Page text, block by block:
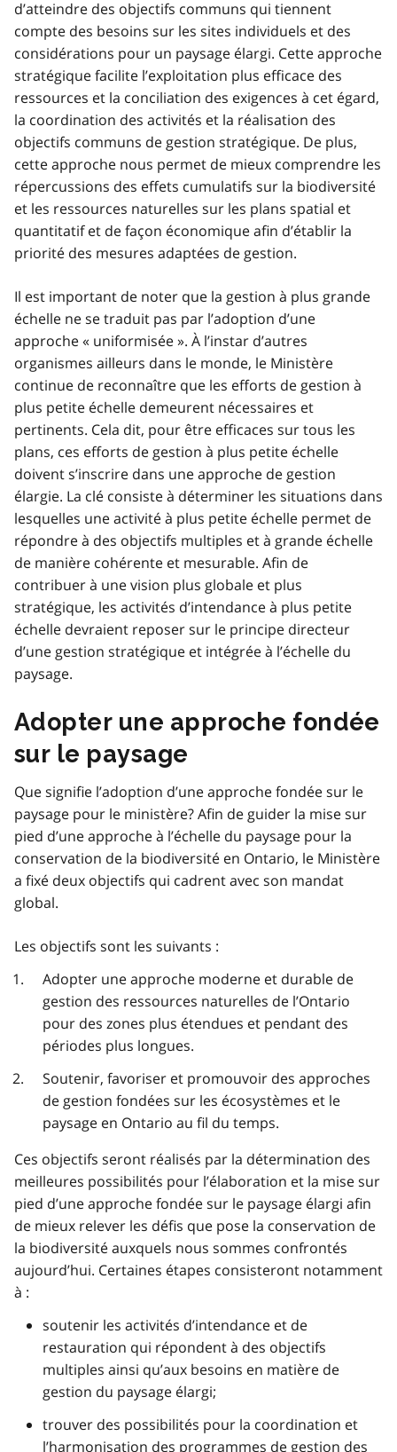
d’atteindre des objectifs communs qui tiennent
compte des besoins sur les sites individuels et des
considérations pour un paysage élargi. Cette approche
stratégique facilite l’exploitation plus efficace des
ressources et la conciliation des exigences à cet égard,
la coordination des activités et la réalisation des
objectifs communs de gestion stratégique. De plus,
cette approche nous permet de mieux comprendre les
répercussions des effets cumulatifs sur la biodiversité
et les ressources naturelles sur les plans spatial et
quantitatif et de façon économique afin d’établir la
priorité des mesures adaptées de gestion.
Il est important de noter que la gestion à plus grande
échelle ne se traduit pas par l’adoption d’une
approche « uniformisée ». À l’instar d’autres
organismes ailleurs dans le monde, le Ministère
continue de reconnaître que les efforts de gestion à
plus petite échelle demeurent nécessaires et
pertinents. Cela dit, pour être efficaces sur tous les
plans, ces efforts de gestion à plus petite échelle
doivent s’inscrire dans une approche de gestion
élargie. La clé consiste à déterminer les situations dans
lesquelles une activité à plus petite échelle permet de
répondre à des objectifs multiples et à grande échelle
de manière cohérente et mesurable. Afin de
contribuer à une vision plus globale et plus
stratégique, les activités d’intendance à plus petite
échelle devraient reposer sur le principe directeur
d’une gestion stratégique et intégrée à l’échelle du
paysage.
Adopter une approche fondée
sur le paysage
Que signifie l’adoption d’une approche fondée sur le
paysage pour le ministère? Afin de guider la mise sur
pied d’une approche à l’échelle du paysage pour la
conservation de la biodiversité en Ontario, le Ministère
a fixé deux objectifs qui cadrent avec son mandat
global.
Les objectifs sont les suivants :
Adopter une approche moderne et durable de
gestion des ressources naturelles de l’Ontario
pour des zones plus étendues et pendant des
périodes plus longues.
Soutenir, favoriser et promouvoir des approches
de gestion fondées sur les écosystèmes et le
paysage en Ontario au fil du temps.
Ces objectifs seront réalisés par la détermination des
meilleures possibilités pour l’élaboration et la mise sur
pied d’une approche fondée sur le paysage élargi afin
de mieux relever les défis que pose la conservation de
la biodiversité auxquels nous sommes confrontés
aujourd’hui. Certaines étapes consisteront notamment
à :
soutenir les activités d’intendance et de
restauration qui répondent à des objectifs
multiples ainsi qu’aux besoins en matière de
gestion du paysage élargi;
trouver des possibilités pour la coordination et
l’harmonisation des programmes de gestion des